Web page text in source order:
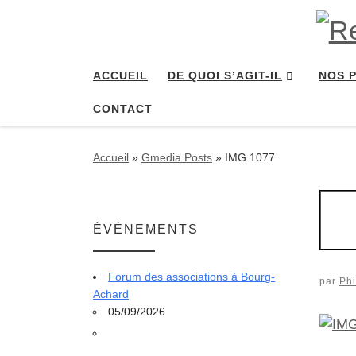
ACCUEIL DE QUOI S’AGIT-IL NOS
CONTACT
Accueil » Gmedia Posts » IMG 1077
par
ÉVÈNEMENTS
Forum des associations à Bourg-
Achard
05/09/2026